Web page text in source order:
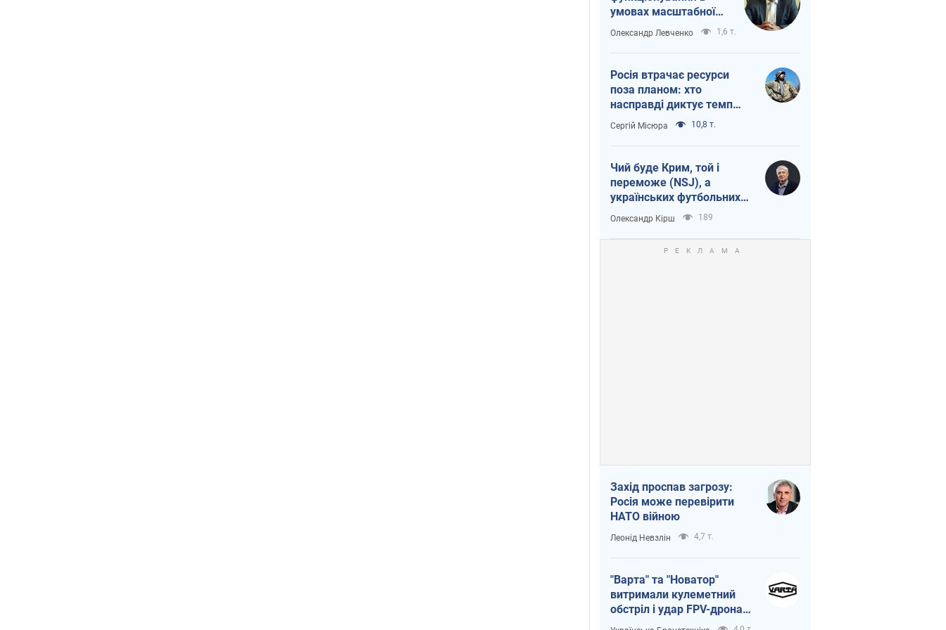
умовах масштабної
воєнної кризи
Олександр Левченко 1,6 т.
Росія втрачає ресурси
поза планом: хто
насправді диктує темп
війни
Сергій Місюра 10,8 т.
Чий буде Крим, той і
переможе (NSJ), а
українських футбольних
чиновників можуть
назвати вбивцями
Олександр Кірш 189
Захід проспав загрозу:
Росія може перевірити
НАТО війною
Леонід Невзлін 4,7 т.
"Варта" та "Новатор"
витримали кулеметний
обстріл і удар FPV-дрона,
врятувавши життя